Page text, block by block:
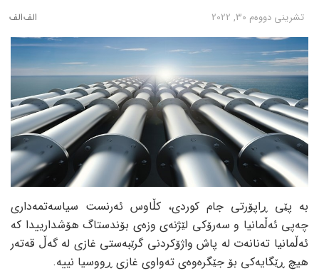
تشرینی دووه‌م 30, 2022
بە پێی ڕاپۆرتی جام کوردی، کڵاوس ئەرنست سیاسەتمەداری
چەپی ئەڵمانیا و سەرۆکی لێژنەی وزەی بۆندستاگ هۆشدارییدا کە
ئەڵمانیا تەنانەت لە پاش واژۆکردنی گرێبەستی غازی لە گەڵ قەتەر
هیچ ڕێگایەکی بۆ جێگرەوەی تەواوی غازی ڕووسیا نییە.